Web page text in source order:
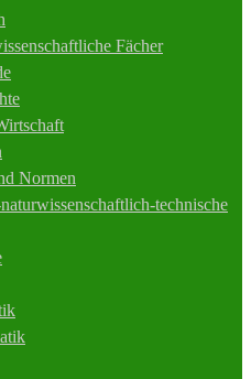
Fächer
Normen
technische